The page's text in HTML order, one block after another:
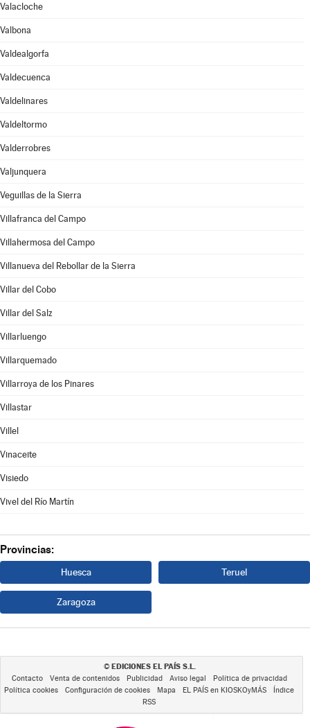
Valacloche
Valbona
Valdealgorfa
Valdecuenca
Valdelinares
Valdeltormo
Valderrobres
Valjunquera
Veguillas de la Sierra
Villafranca del Campo
Villahermosa del Campo
Villanueva del Rebollar de la Sierra
Villar del Cobo
Villar del Salz
Villarluengo
Villarquemado
Villarroya de los Pinares
Villastar
Villel
Vinaceite
Visiedo
Vivel del Río Martín
Provincias:
Huesca Teruel
Zaragoza
© EDICIONES EL PAÍS S.L.
Contacto Venta de contenidos Publicidad Aviso legal
Política de privacidad
Política cookies
Configuración de cookies Mapa EL PAÍS en KIOSKOyMÁS
Índice
RSS